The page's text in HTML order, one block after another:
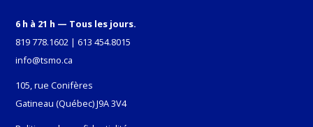
6 h à 21 h — Tous les jours.
819 778.1602 | 613 454.8015
info@tsmo.ca
105, rue Conifères
Gatineau (Québec) J9A 3V4